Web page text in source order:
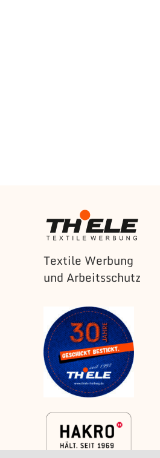
Textile Werbung
und Arbeitsschutz